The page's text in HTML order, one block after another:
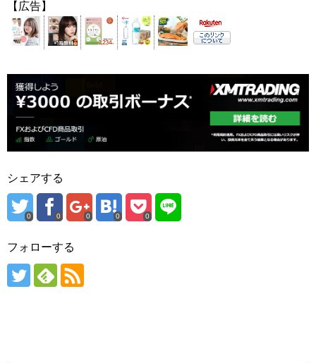
【広告】
シェアする
0 0 0 0 0
フォローする